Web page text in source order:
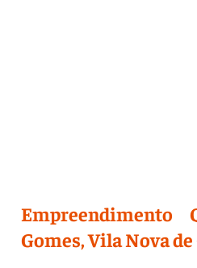
Empreendimento
Gomes, Vila Nova de